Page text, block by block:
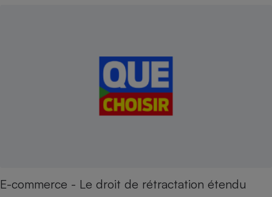
E-commerce - Le droit de rétractation étendu